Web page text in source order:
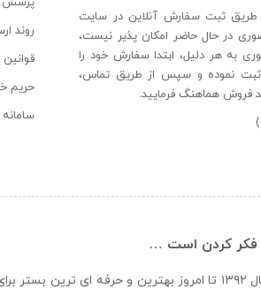
طریق ثبت سفارش آنلاین در سایت
در حال حاضر امکان پذیر نیست،
به هر دلیل، ابتدا سفارش خود را
ثبت نموده و سپس از طریق تماس،
فروش هماهنگ فرمایید.
روند
حریم
فکر کردن است …
” از سال ۱۳۹۲ تا امروز بهترین و حرفه ای